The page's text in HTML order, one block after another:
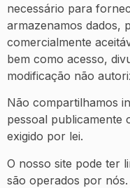
necessário para
armazenamos dados,
comercialmente
bem como acesso,
modificação não
Não compartilhamos
pessoal publicamente
exigido por lei.
O nosso site pode ter
são operados por